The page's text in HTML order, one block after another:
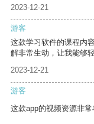
2023-12-21
游客
这款学习软件的课程内
解非常生动，让我能够
2023-12-21
游客
这款app的视频资源非常